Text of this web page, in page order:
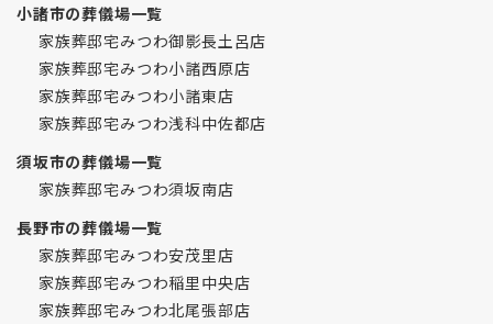
小諸市の葬儀場一覧
家族葬邸宅みつわ御影長土呂店
家族葬邸宅みつわ小諸西原店
家族葬邸宅みつわ小諸東店
家族葬邸宅みつわ浅科中佐都店
須坂市の葬儀場一覧
家族葬邸宅みつわ須坂南店
長野市の葬儀場一覧
家族葬邸宅みつわ安茂里店
家族葬邸宅みつわ稲里中央店
家族葬邸宅みつわ北尾張部店